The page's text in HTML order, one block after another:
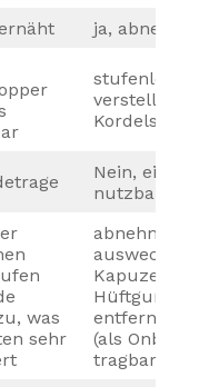
ja,
stufenlos
verstellbar
Nein,
nutzbar
was
sehr
abnehmbare,
Kapuze
Hüftgurt
entfernt
(als
tragbar)